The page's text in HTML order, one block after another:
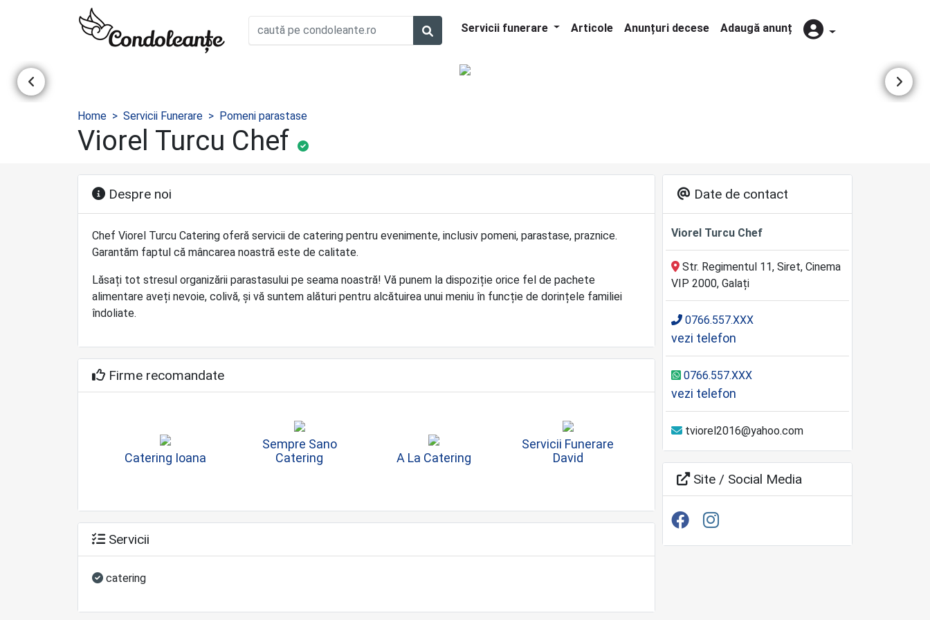
Servicii funerare Articole Anunțuri decese Adaugă anunț
Home Servicii Funerare Pomeni parastase
Viorel Turcu Chef
Despre noi
Chef Viorel Turcu Catering oferă servicii de catering pentru evenimente, inclusiv pomeni, parastase, praznice.
Garantăm faptul că mâncarea noastră este de calitate.
Lăsați tot stresul organizării parastasului pe seama noastră! Vă punem la dispoziție orice fel de pachete
alimentare aveți nevoie, colivă, și vă suntem alături pentru alcătuirea unui meniu în funcție de dorințele familiei
îndoliate.
Firme recomandate
Catering Ioana
Sempre Sano
Catering
A La Catering
Servicii Funerare
David
Servicii
catering
Date de contact
Viorel Turcu Chef
Str. Regimentul 11, Siret, Cinema
VIP 2000, Galați
0766.557.XXX
vezi telefon
0766.557.XXX
vezi telefon
tviorel2016@yahoo.com
Site / Social Media